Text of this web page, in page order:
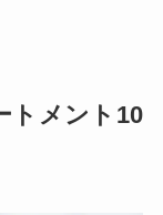
トメント10